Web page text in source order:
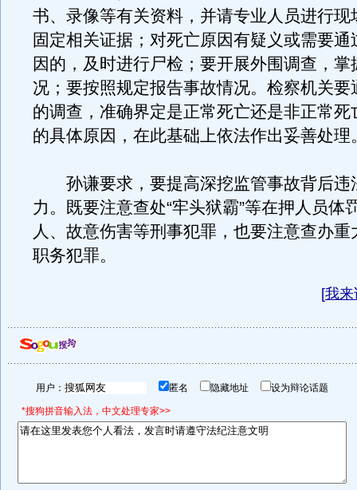
书、录像等有关资料，并请专业人员进行现
固定相关证据；对死亡原因有疑义或需要通
因的，及时进行尸检；要开展外围调查，掌
况；要按照规定报告事故情况。检察机关要
的调查，准确界定是正常死亡还是非正常死
的具体原因，在此基础上依法作出妥善处理
孙谦要求，要提高深挖监管事故背后违
力。既要注意查处“牢头狱霸”等在押人员体
人、故意伤害等刑事犯罪，也要注意查办重
职务犯罪。
[我
用户： 匿名 隐藏地址 设为辩论话题
*搜狗拼音输入法，中文处理专家>>